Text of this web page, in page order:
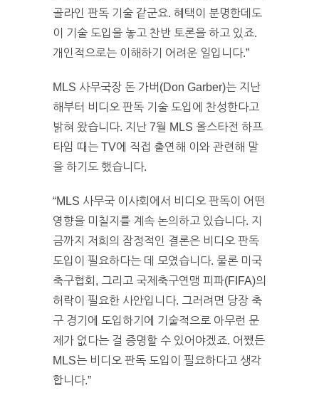
골라인 판독 기술 같군요. 혜택이 분명한데도
이 기술 도입을 놓고 찬반 토론을 하고 있죠.
개인적으로는 이해하기 어려운 일입니다.”
MLS 사무국장 돈 가버(Don Garber)는 지난
해부터 비디오 판독 기술 도입에 찬성한다고
밝혀 왔습니다. 지난 7월 MLS 올스타전 하프
타임 때는 TV에 직접 출연해 이와 관련해 말
을 하기도 했습니다.
“MLS 사무국 이사회에서 비디오 판독이 어떤
영향을 미칠지를 계속 논의하고 있습니다. 지
금까지 저희의 잠정적인 결론은 비디오 판독
도입이 필요하다는 데 모였습니다. 물론 미국
축구협회, 그리고 국제축구연맹 피파(FIFA)의
허락이 필요한 사안입니다. 그러려면 당장 축
구 경기에 도입하기에 기술적으로 아무런 문
제가 없다는 걸 증명할 수 있어야겠죠. 어쨌든
MLS는 비디오 판독 도입이 필요하다고 생각
합니다.”